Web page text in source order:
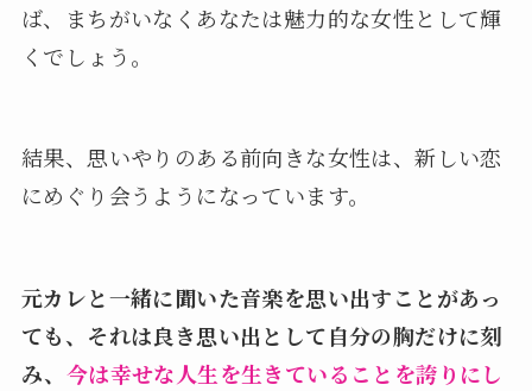
ば、まちがいなくあなたは魅力的な女性として輝
くでしょう。
結果、思いやりのある前向きな女性は、新しい恋
にめぐり会うようになっています。
元カレと一緒に聞いた音楽を思い出すことがあっ
ても、それは良き思い出として自分の胸だけに刻
み、 今は幸せな人生を生きていることを誇りにし